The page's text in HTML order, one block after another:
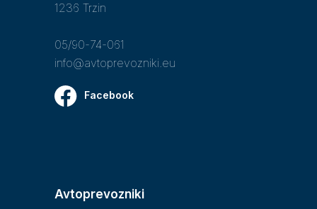
1236 Trzin
05/90-74-061
info@avtoprevozniki.eu
Facebook
Avtoprevozniki